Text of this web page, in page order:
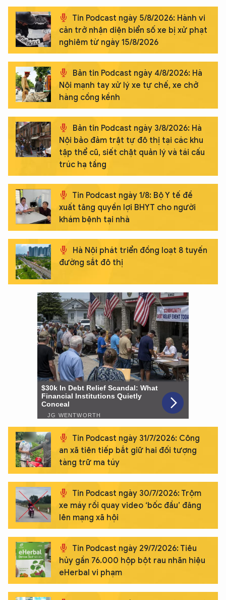
Tin Podcast ngày 5/8/2026: Hành vi
cản trở nhận diện biển số xe bị xử phạt
nghiêm từ ngày 15/8/2026
Bản tin Podcast ngày 4/8/2026: Hà
Nội mạnh tay xử lý xe tự chế, xe chở
hàng cồng kềnh
Bản tin Podcast ngày 3/8/2026: Hà
Nội bảo đảm trật tự đô thị tại các khu
tập thể cũ, siết chặt quản lý và tái cấu
trúc hạ tầng
Tin Podcast ngày 1/8: Bộ Y tế đề
xuất tăng quyền lợi BHYT cho người
khám bệnh tại nhà
Hà Nội phát triển đồng loạt 8 tuyến
đường sắt đô thị
Tin Podcast ngày 31/7/2026: Công
an xã tiên tiếp bắt giữ hai đối tượng
tàng trữ ma túy
Tin Podcast ngày 30/7/2026: Trộm
xe máy rồi quay video ‘bốc đầu’ đăng
lên mạng xã hội
Tin Podcast ngày 29/7/2026: Tiêu
hủy gần 76.000 hộp bột rau nhãn hiệu
eHerbal vi phạm